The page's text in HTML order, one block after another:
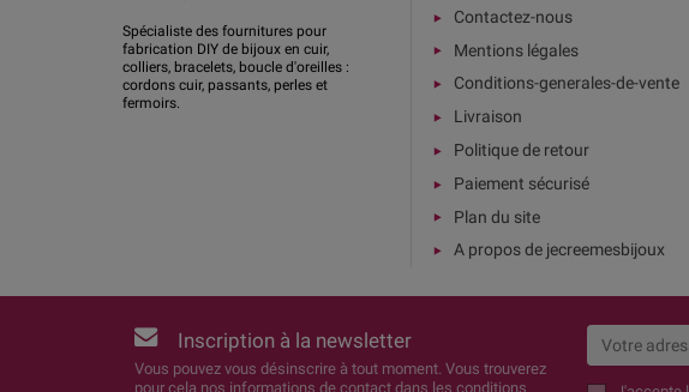
Spécialiste des fournitures pour
fabrication DIY de bijoux en cuir,
colliers, bracelets, boucle d'oreilles :
cordons cuir, passants, perles et
fermoirs.
Contactez-nous
Mentions légales
Conditions-generales-de-vente
Livraison
Politique de retour
Paiement sécurisé
Plan du site
A propos de jecreemesbijoux
Inscription à la newsletter
Vous pouvez vous désinscrire à tout moment. Vous trouverez
pour cela nos informations de contact dans les conditions